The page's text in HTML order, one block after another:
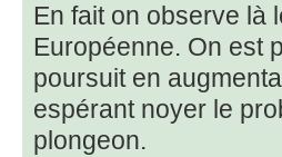
En fait on observe là
Européenne. On est
poursuit en
espérant noyer le
plongeon.